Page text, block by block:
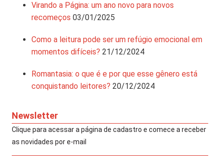
Virando a Página: um ano novo para novos
recomeços 03/01/2025
Como a leitura pode ser um refúgio emocional em
momentos difíceis? 21/12/2024
Romantasia: o que é e por que esse gênero está
conquistando leitores? 20/12/2024
Newsletter
Clique para acessar a página de cadastro e comece a receber
as novidades por e-mail​